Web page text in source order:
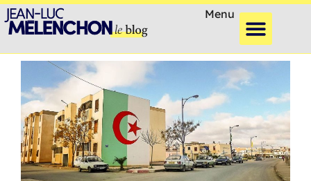
Menu